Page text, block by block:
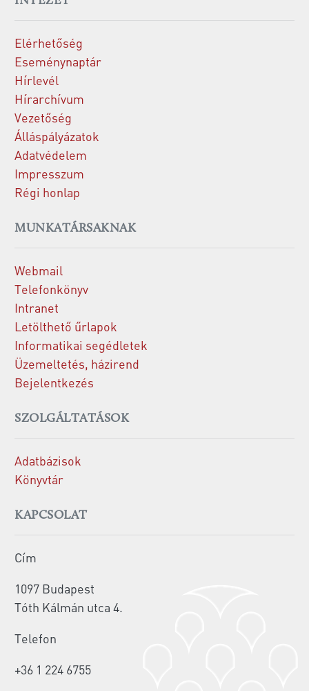
Elérhetőség
Eseménynaptár
Hírlevél
Hírarchívum
Vezetőség
Álláspályázatok
Adatvédelem
Impresszum
Régi honlap
MUNKATÁRSAKNAK
Webmail
Telefonkönyv
Intranet
Letölthető űrlapok
Informatikai segédletek
Üzemeltetés, házirend
Bejelentkezés
SZOLGÁLTATÁSOK
Adatbázisok
Könyvtár
KAPCSOLAT
Cím
1097 Budapest
Tóth Kálmán utca 4.
Telefon
+36 1 224 6755